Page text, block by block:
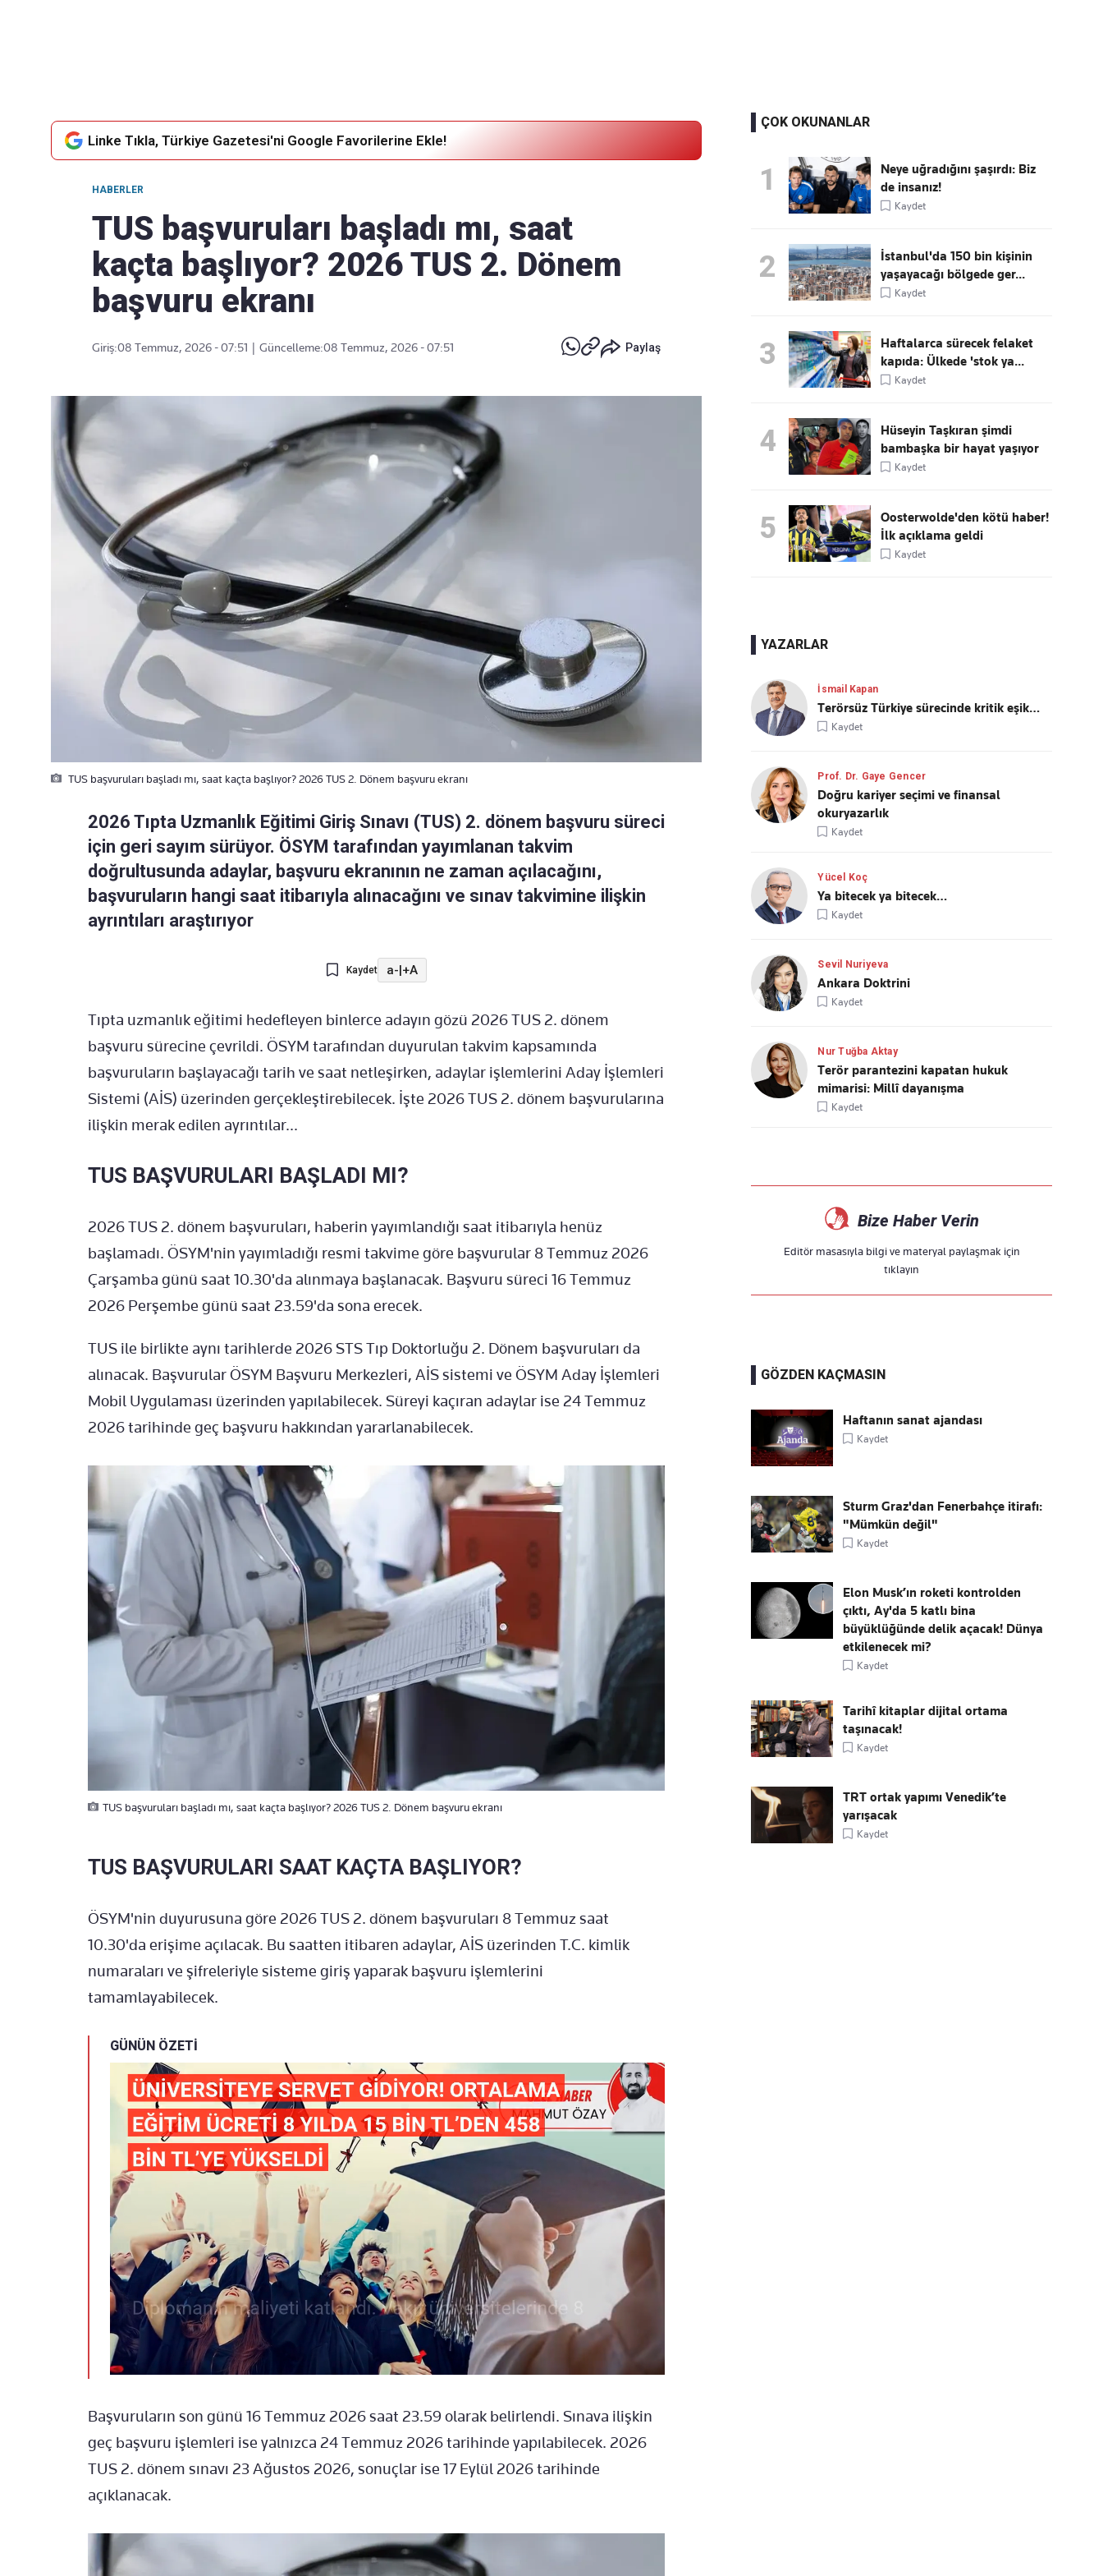
Linke Tıkla, Türkiye Gazetesi'ni Google Favorilerine Ekle!
HABERLER
TUS başvuruları başladı mı, saat
kaçta başlıyor? 2026 TUS 2. Dönem
başvuru ekranı
Giriş:08 Temmuz, 2026 - 07:51 Güncelleme:08 Temmuz, 2026 - 07:51 Paylaş
TUS başvuruları başladı mı, saat kaçta başlıyor? 2026 TUS 2. Dönem başvuru ekranı
2026 Tıpta Uzmanlık Eğitimi Giriş Sınavı (TUS) 2. dönem başvuru süreci
için geri sayım sürüyor. ÖSYM tarafından yayımlanan takvim
doğrultusunda adaylar, başvuru ekranının ne zaman açılacağını,
başvuruların hangi saat itibarıyla alınacağını ve sınav takvimine ilişkin
ayrıntıları araştırıyor
Kaydet a-|+A
Tıpta uzmanlık eğitimi hedefleyen binlerce adayın gözü 2026 TUS 2. dönem
başvuru sürecine çevrildi. ÖSYM tarafından duyurulan takvim kapsamında
başvuruların başlayacağı tarih ve saat netleşirken, adaylar işlemlerini Aday İşlemleri
Sistemi (AİS) üzerinden gerçekleştirebilecek. İşte 2026 TUS 2. dönem başvurularına
ilişkin merak edilen ayrıntılar...
TUS BAŞVURULARI BAŞLADI MI?
2026 TUS 2. dönem başvuruları, haberin yayımlandığı saat itibarıyla henüz
başlamadı. ÖSYM'nin yayımladığı resmi takvime göre başvurular 8 Temmuz 2026
Çarşamba günü saat 10.30'da alınmaya başlanacak. Başvuru süreci 16 Temmuz
2026 Perşembe günü saat 23.59'da sona erecek.
TUS ile birlikte aynı tarihlerde 2026 STS Tıp Doktorluğu 2. Dönem başvuruları da
alınacak. Başvurular ÖSYM Başvuru Merkezleri, AİS sistemi ve ÖSYM Aday İşlemleri
Mobil Uygulaması üzerinden yapılabilecek. Süreyi kaçıran adaylar ise 24 Temmuz
2026 tarihinde geç başvuru hakkından yararlanabilecek.
TUS başvuruları başladı mı, saat kaçta başlıyor? 2026 TUS 2. Dönem başvuru ekranı
TUS BAŞVURULARI SAAT KAÇTA BAŞLIYOR?
ÖSYM'nin duyurusuna göre 2026 TUS 2. dönem başvuruları 8 Temmuz saat
10.30'da erişime açılacak. Bu saatten itibaren adaylar, AİS üzerinden T.C. kimlik
numaraları ve şifreleriyle sisteme giriş yaparak başvuru işlemlerini
tamamlayabilecek.
GÜNÜN ÖZETİ
Başvuruların son günü 16 Temmuz 2026 saat 23.59 olarak belirlendi. Sınava ilişkin
geç başvuru işlemleri ise yalnızca 24 Temmuz 2026 tarihinde yapılabilecek. 2026
TUS 2. dönem sınavı 23 Ağustos 2026, sonuçlar ise 17 Eylül 2026 tarihinde
açıklanacak.
ÇOK OKUNANLAR
1
Neye uğradığını şaşırdı: Biz
de insanız!
Kaydet
2
İstanbul'da 150 bin kişinin
yaşayacağı bölgede ger...
Kaydet
3
Haftalarca sürecek felaket
kapıda: Ülkede 'stok ya...
Kaydet
4
Hüseyin Taşkıran şimdi
bambaşka bir hayat yaşıyor
Kaydet
5
Oosterwolde'den kötü haber!
İlk açıklama geldi
Kaydet
YAZARLAR
İsmail Kapan
Terörsüz Türkiye sürecinde kritik eşik…
Kaydet
Prof. Dr. Gaye Gencer
Doğru kariyer seçimi ve finansal
okuryazarlık
Kaydet
Yücel Koç
Ya bitecek ya bitecek…
Kaydet
Sevil Nuriyeva
Ankara Doktrini
Kaydet
Nur Tuğba Aktay
Terör parantezini kapatan hukuk
mimarisi: Millî dayanışma
Kaydet
Bize Haber Verin
Editör masasıyla bilgi ve materyal paylaşmak için
tıklayın
GÖZDEN KAÇMASIN
Haftanın sanat ajandası
Kaydet
Sturm Graz'dan Fenerbahçe itirafı:
"Mümkün değil"
Kaydet
Elon Musk’ın roketi kontrolden
çıktı, Ay'da 5 katlı bina
büyüklüğünde delik açacak! Dünya
etkilenecek mi?
Kaydet
Tarihî kitaplar dijital ortama
taşınacak!
Kaydet
TRT ortak yapımı Venedik’te
yarışacak
Kaydet